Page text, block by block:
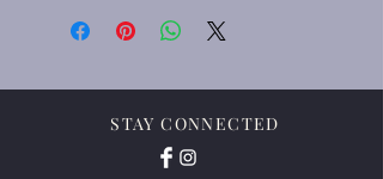
STAY CONNECTED